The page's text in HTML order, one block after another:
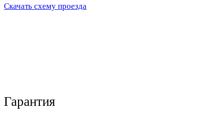
Скачать схему проезда
Гарантия